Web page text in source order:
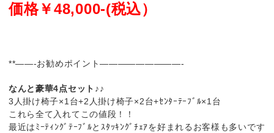
価格￥48,000-(税込）
**——-お勧めポイント—————————-
なんと豪華4点セット♪♪
3人掛け椅子×1台+2人掛け椅子×2台+ｾﾝﾀｰﾃｰﾌﾞﾙ×1台
これら全て入れてこの値段！！
最近はﾐｰﾃｨﾝｸﾞﾃｰﾌﾞﾙとｽﾀｯｷﾝｸﾞﾁｪｱを好まれるお客様も多いです